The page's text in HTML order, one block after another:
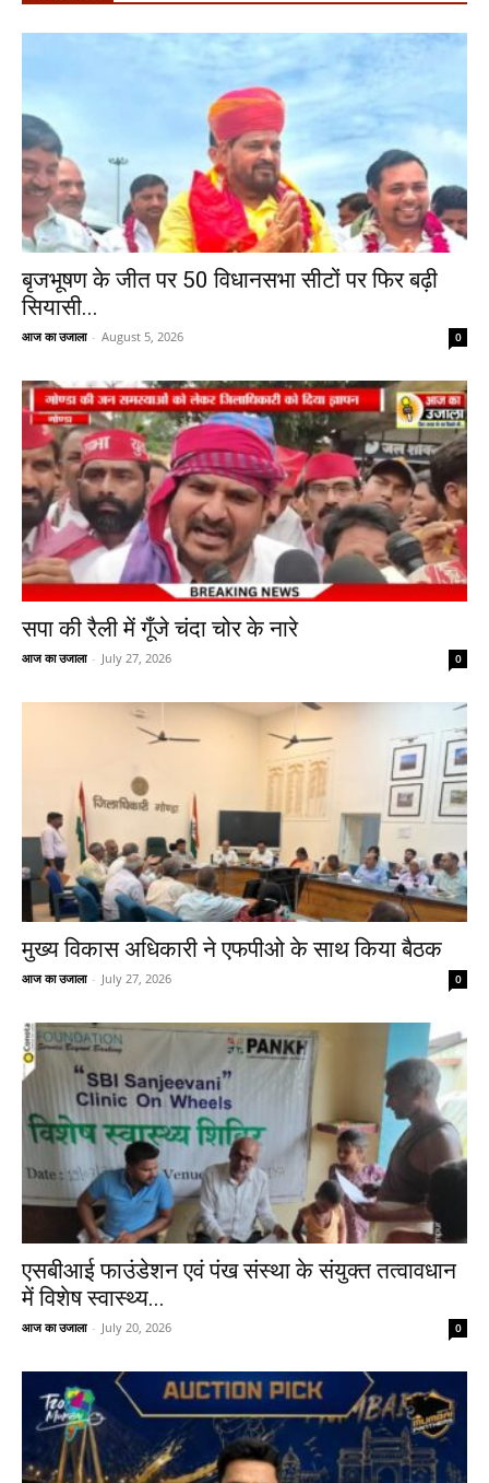
बृजभूषण के जीत पर 50 विधानसभा सीटों पर फिर बढ़ी
सियासी...
आज का उजाला - August 5, 2026 0
सपा की रैली में गूँजे चंदा चोर के नारे
आज का उजाला - July 27, 2026 0
मुख्य विकास अधिकारी ने एफपीओ के साथ किया बैठक
आज का उजाला - July 27, 2026 0
एसबीआई फाउंडेशन एवं पंख संस्था के संयुक्त तत्वावधान
में विशेष स्वास्थ्य...
आज का उजाला - July 20, 2026 0